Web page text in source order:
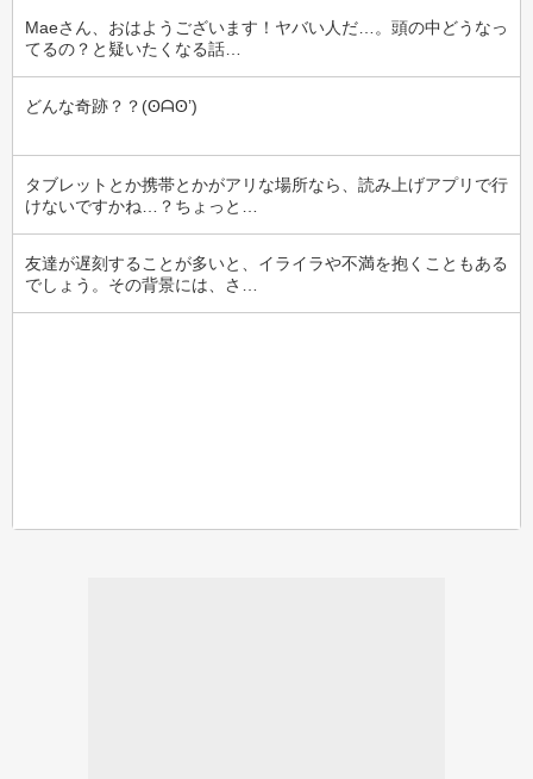
Maeさん、おはようございます！ヤバい人だ…。頭の中どうなっ
てるの？と疑いたくなる話…
どんな奇跡？？(⁠ʘ⁠ᗩ⁠ʘ⁠’⁠)
タブレットとか携帯とかがアリな場所なら、読み上げアプリで行
けないですかね…？ちょっと…
友達が遅刻することが多いと、イライラや不満を抱くこともある
でしょう。その背景には、さ…